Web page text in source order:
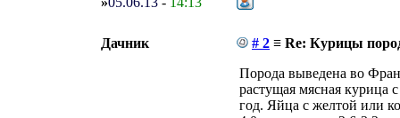
Дачник # 2 ≡ Re: Курицы
Порода выведена во
растущая мясная курица
год. Яйца с желтой или